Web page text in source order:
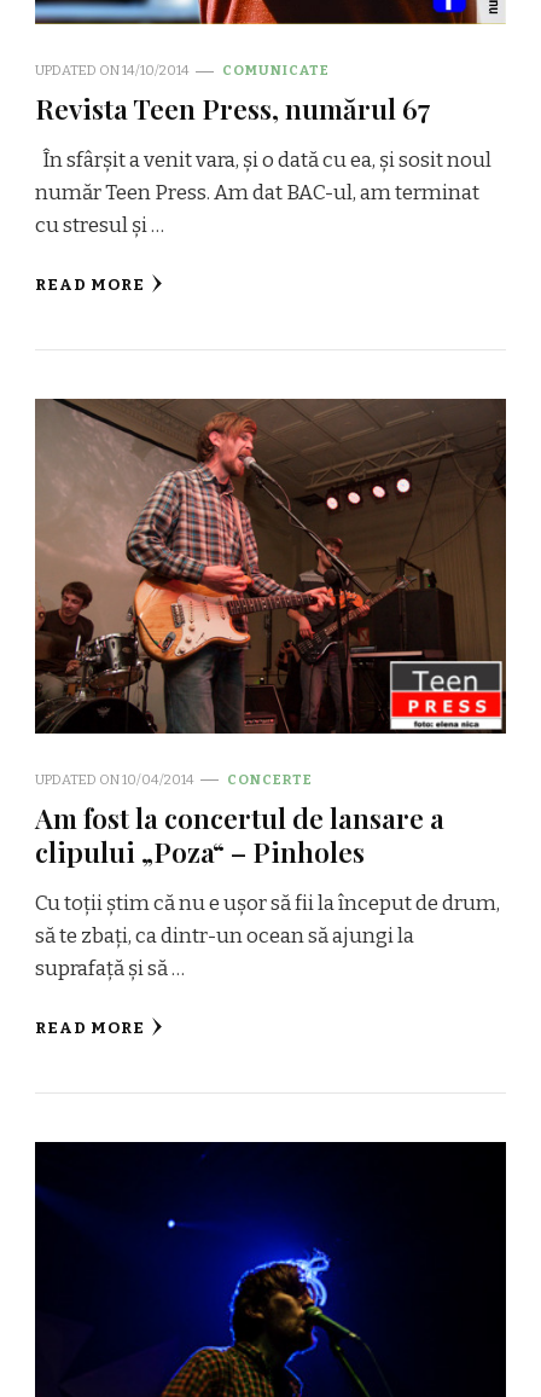
UPDATED ON14/10/2014 COMUNICATE
Revista Teen Press, numărul 67
În sfârșit a venit vara, și o dată cu ea, și sosit noul
număr Teen Press. Am dat BAC-ul, am terminat
cu stresul și …
READ MORE
UPDATED ON10/04/2014 CONCERTE
Am fost la concertul de lansare a
clipului „Poza“ – Pinholes
Cu toții știm că nu e ușor să fii la început de drum,
să te zbați, ca dintr-un ocean să ajungi la
suprafață și să …
READ MORE